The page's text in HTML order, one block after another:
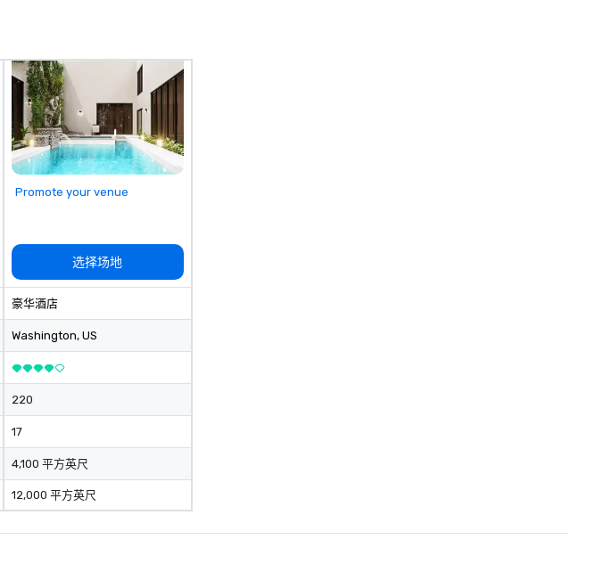
participants with new
use. Perfect
building, corporate
birthday
celebrations,
dinners, holiday events,
We handle
planning seamless.
Promote your venue
选择场地
豪华酒店
Washington, US
220
17
4,100 平方英尺
12,000 平方英尺